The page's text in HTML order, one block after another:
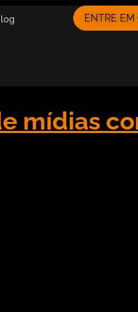
ENTRE EM
mídias